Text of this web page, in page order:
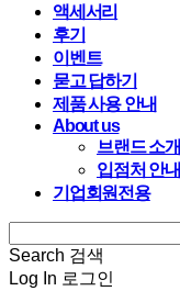
액세서리
후기
이벤트
묻고 답하기
제품 사용 안내
About us
브랜드 소개
입점처 안내
기업회원전용
Search 검색
Log In 로그인